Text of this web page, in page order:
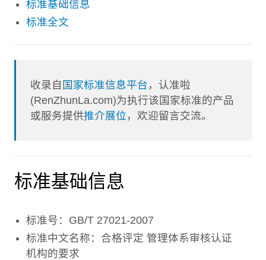
标准基础信息
标准全文
收录自 国家标准信息平台 ，认准啦
(RenZhunLa.com)为执行该国家标准的产品
或服务提供推介展位 ，欢迎留言交流。
标准基础信息
标准号：GB/T 27021-2007
标准中文名称：合格评定 管理体系审核认证
机构的要求